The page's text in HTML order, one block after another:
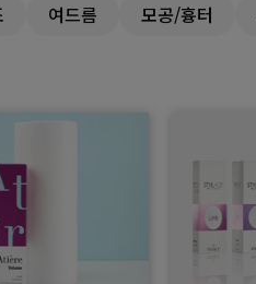
여드름 모공/흉터